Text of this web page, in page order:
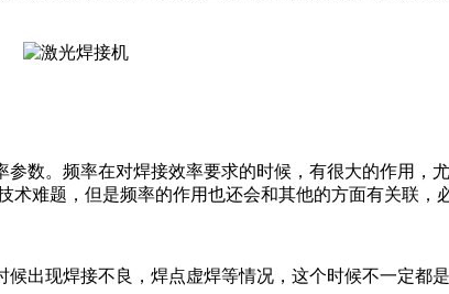
数。频率在对焊接效率要求的时候，有很大的作用，
难题，但是频率的作用也还会和其他的方面有关联，
出现焊接不良，焊点虚焊等情况，这个时候不一定都